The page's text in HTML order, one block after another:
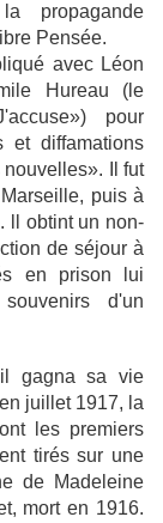
propagande
Pensée.
avec Léon
Hureau (le
pour
et diffamations
Il fut
puis à
ll obtint un non-
de séjour à
en prison lui
d'un
gagna sa vie
juillet 1917, la
les premiers
tirés sur une
de Madeleine
mort en 1916.